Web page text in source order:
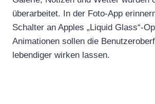
überarbeitet. In der Foto-App
Schalter an Apples „Liquid Glass“-
Animationen sollen die
lebendiger wirken lassen.